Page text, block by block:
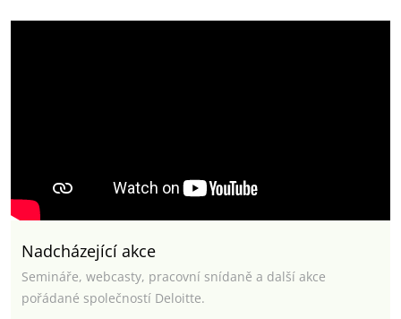
Nadcházející akce
Semináře, webcasty, pracovní snídaně a další akce
pořádané společností Deloitte.